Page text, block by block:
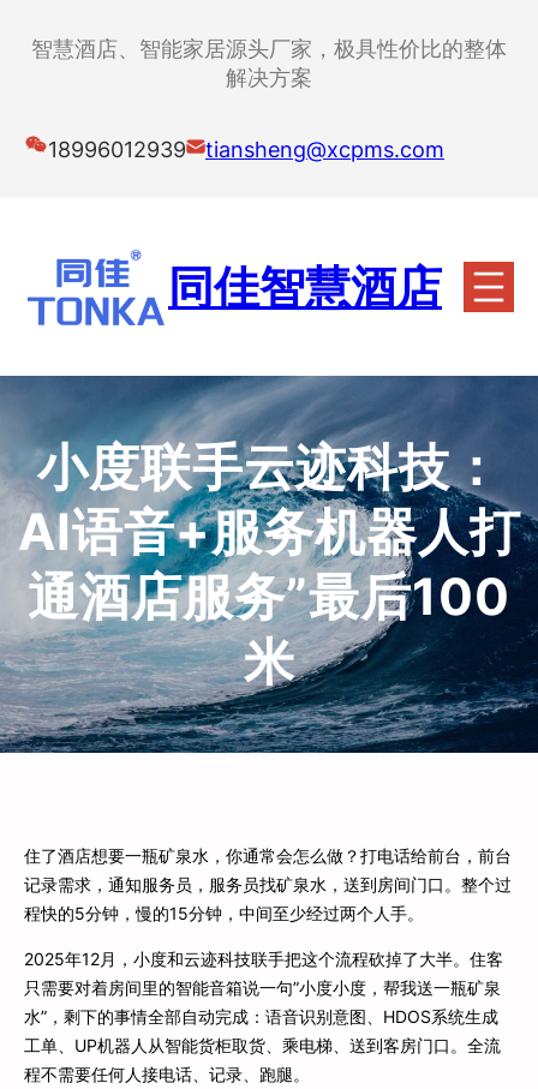
智慧酒店、智能家居源头厂家，极具性价比的整体
解决方案
18996012939 tiansheng@xcpms.com
同佳智慧酒店
小度联手云迹科技：
AI语音+服务机器人打
通酒店服务”最后100
米
住了酒店想要一瓶矿泉水，你通常会怎么做？打电话给前台，前台
记录需求，通知服务员，服务员找矿泉水，送到房间门口。整个过
程快的5分钟，慢的15分钟，中间至少经过两个人手。
2025年12月，小度和云迹科技联手把这个流程砍掉了大半。住客
只需要对着房间里的智能音箱说一句”小度小度，帮我送一瓶矿泉
水”，剩下的事情全部自动完成：语音识别意图、HDOS系统生成
工单、UP机器人从智能货柜取货、乘电梯、送到客房门口。全流
程不需要任何人接电话、记录、跑腿。